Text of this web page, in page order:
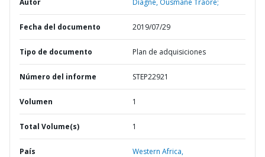
Autor Diagne, Ousmane Traore;
Fecha del documento 2019/07/29
Tipo de documento Plan de adquisiciones
Número del informe STEP22921
Volumen 1
Total Volume(s) 1
País Western Africa,